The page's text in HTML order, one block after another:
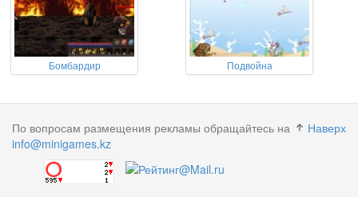
Бомбардир Подвойна
Наверх
По вопросам размещения рекламы обращайтесь на
info@minigames.kz